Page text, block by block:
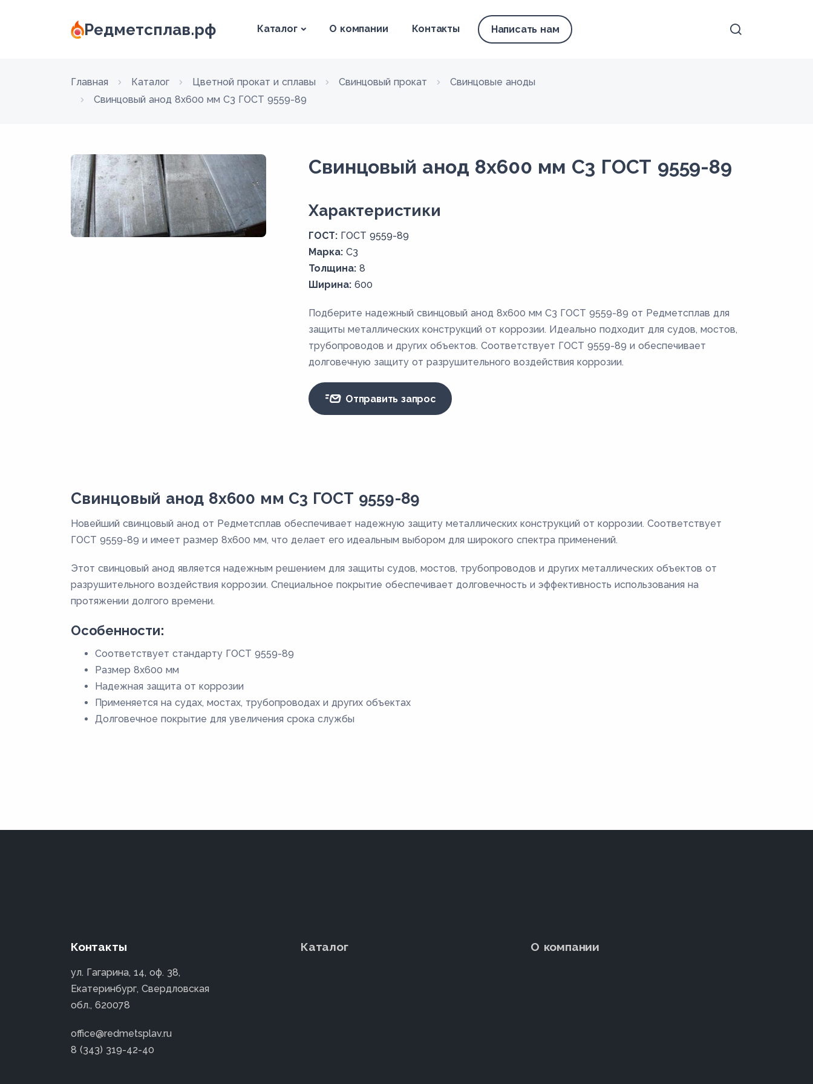
Редметсплав.рф Каталог О компании Контакты Написать нам
Главная Каталог Цветной прокат и сплавы Свинцовый прокат
Свинцовые аноды
Свинцовый анод 8x600 мм С3 ГОСТ 9559-89
Свинцовый анод 8x600 мм С3 ГОСТ 9559-89
Xарактеристики
ГОСТ: ГОСТ 9559-89
Марка: С3
Толщина: 8
Ширина: 600
Подберите надежный свинцовый анод 8x600 мм С3 ГОСТ 9559-89 от Редметсплав для
защиты металлических конструкций от коррозии. Идеально подходит для судов, мостов,
трубопроводов и других объектов. Соответствует ГОСТ 9559-89 и обеспечивает
долговечную защиту от разрушительного воздействия коррозии.
Отправить запрос
Свинцовый анод 8x600 мм С3 ГОСТ 9559-89
Новейший свинцовый анод от Редметсплав обеспечивает надежную защиту металлических конструкций от коррозии. Соответствует
ГОСТ 9559-89 и имеет размер 8x600 мм, что делает его идеальным выбором для широкого спектра применений.
Этот свинцовый анод является надежным решением для защиты судов, мостов, трубопроводов и других металлических объектов от
разрушительного воздействия коррозии. Специальное покрытие обеспечивает долговечность и эффективность использования на
протяжении долгого времени.
Особенности:
Соответствует стандарту ГОСТ 9559-89
Размер 8x600 мм
Надежная защита от коррозии
Применяется на судах, мостах, трубопроводах и других объектах
Долговечное покрытие для увеличения срока службы
Контакты
ул. Гагарина, 14, оф. 38,
Екатеринбург, Свердловская
обл., 620078
office@redmetsplav.ru
8 (343) 319-42-40
Каталог О компании